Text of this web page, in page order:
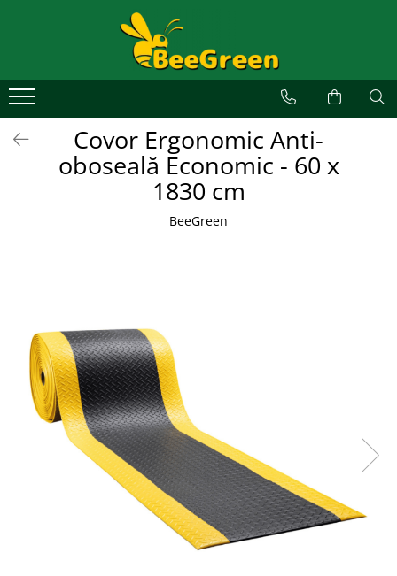
Covoare de exterior
Covoare de interior
Covoare personalizate
Covoare profesionale
Covoare ergonomice anti-oboseală
Covor Ergonomic Anti-
oboseală Economic - 60 x
1830 cm
BeeGreen